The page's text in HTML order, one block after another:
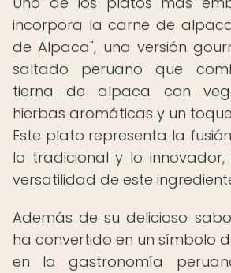
incorpora la carne de
de Alpaca", una versión
saltado peruano que
tierna de alpaca con
hierbas aromáticas y un
Este plato representa la
lo tradicional y lo
versatilidad de este
Además de su delicioso
ha convertido en un símbolo
en la gastronomía